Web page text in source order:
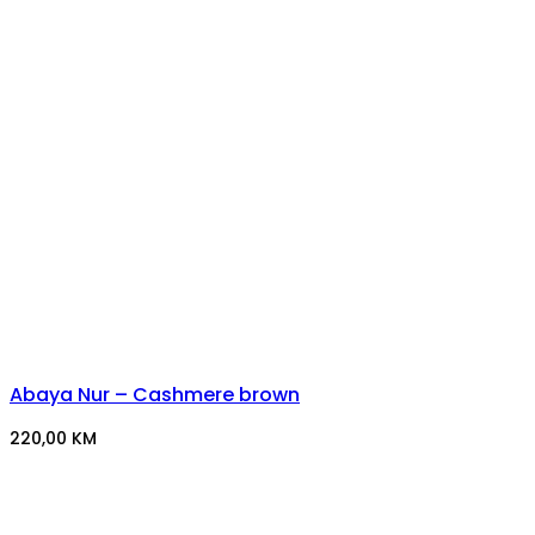
Abaya Nur – Cashmere brown
220,00 KM